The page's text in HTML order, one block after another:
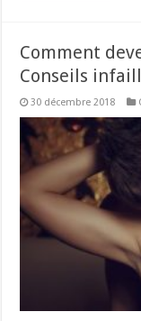
Comment
Conseils
30 décembre 2018